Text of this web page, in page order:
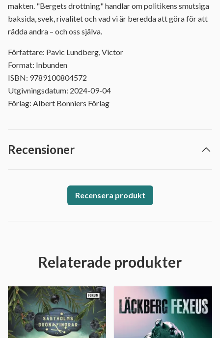
makten. "Bergets drottning" handlar om politikens smutsiga
baksida, svek, rivalitet och vad vi är beredda att göra för att
rädda andra – och oss själva.
Författare: Pavic Lundberg, Victor
Format: Inbunden
ISBN: 9789100804572
Utgivningsdatum: 2024-09-04
Förlag: Albert Bonniers Förlag
Recensioner
Recensera produkt
Relaterade produkter